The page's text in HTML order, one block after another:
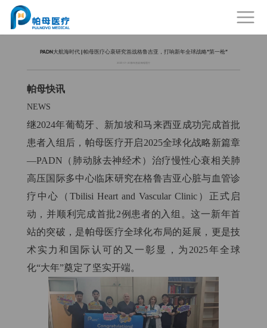
PADN大航海时代 | 帕母医疗心衰研究首战格鲁吉亚，打响新年全球战略“第一枪”
新年首战 帕母医疗
帕母快讯
NEWS
继2024年葡萄牙、新加坡和马来西亚成功完成首批
患者入组后，帕母医疗开启2025全球化战略新篇章
—PADN（肺动脉去神经术）治疗慢性心衰相关肺
高压国际多中心临床研究在格鲁吉亚心脏与血管诊
疗中心（Tbilisi Heart and Vascular Clinic）正式启
动，并顺利完成首批2例患者的入组。这一新年首
站的突破，是帕母医疗全球化布局的延展，更是技
术实力和国际认可的又一彰显，为2025年全球
化“大年”奠定了坚实开端。